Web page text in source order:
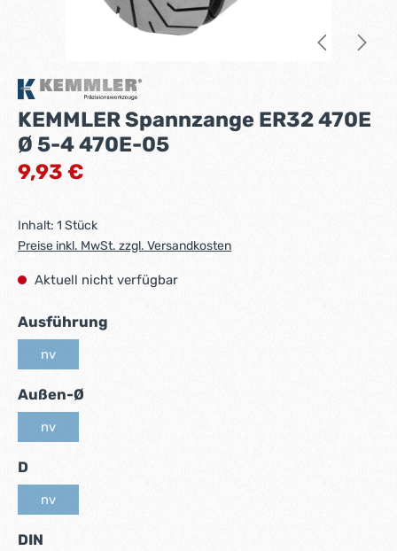
KEMMLER Spannzange ER32 470E
Ø 5-4 470E-05
Regulärer Preis:
9,93 €
Inhalt: 1 Stück
Preise inkl. MwSt. zzgl. Versandkosten
Aktuell nicht verfügbar
Ausführung
nv
Außen-Ø
nv
D
nv
DIN